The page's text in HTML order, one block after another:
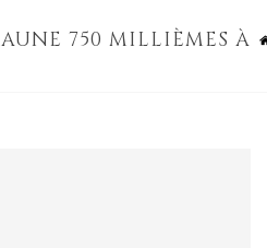
750 MILLIÈMES À